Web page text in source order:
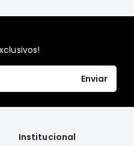
Enviar
Institucional